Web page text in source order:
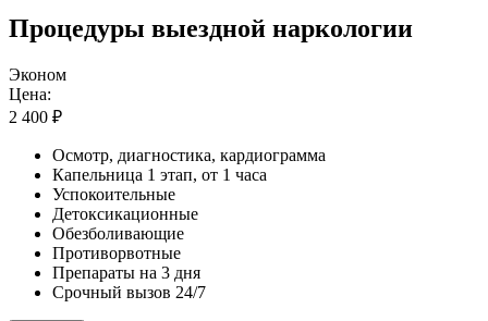
Процедуры выездной наркологии
Эконом
Цена:
2 400 ₽
Осмотр, диагностика, кардиограмма
Капельница 1 этап, от 1 часа
Успокоительные
Детоксикационные
Обезболивающие
Противорвотные
Препараты на 3 дня
Срочный вызов 24/7